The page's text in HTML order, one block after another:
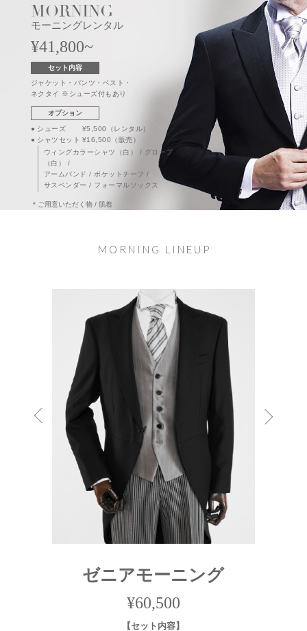
MORNING
モーニングレンタル
¥41,800~
セット内容
ジャケット・パンツ・ベスト・
ネクタイ ※シューズ付もあり
オプション
● シューズ ¥5,500
（レンタル）
● シャツセット ¥16,500
（販売）
ウィングカラーシャツ（白） / グローブ
（白） /
アームバンド / ポケットチーフ /
サスペンダー / フォーマルソックス
＊ご用意いただく物 / 肌着
MORNING LINEUP
ゼニアモーニング
¥60,500
【セット内容】